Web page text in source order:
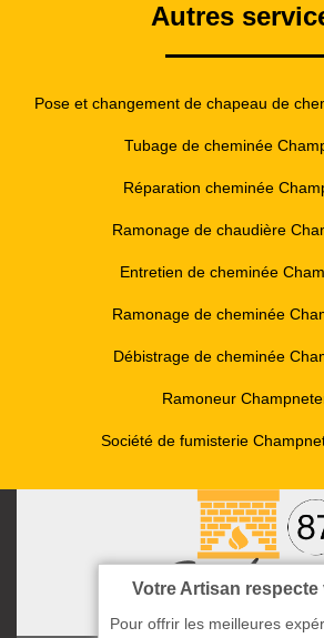
Autres
Pose et changement de chapeau de
Tubage de cheminée
Réparation cheminée
Ramonage de chaudière
Entretien de cheminée
Ramonage de cheminée
Débistrage de cheminée
Ramoneur
Société de fumisterie
Votre Artisan
Pour offrir les meilleures